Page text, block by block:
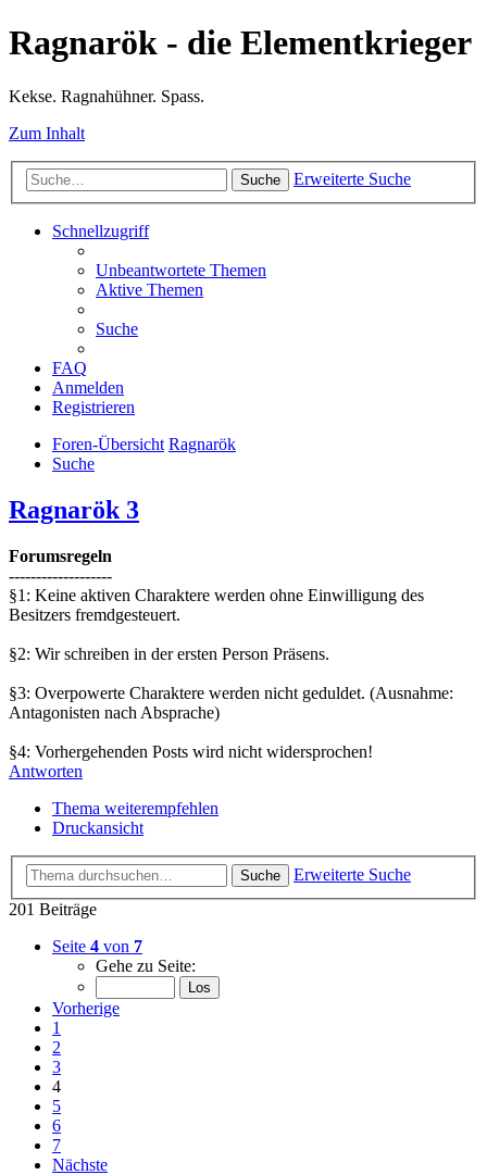
Ragnarök - die Elementkrieger
Kekse. Ragnahühner. Spass.
Zum Inhalt
Suche Erweiterte Suche
Schnellzugriff
Unbeantwortete Themen
Aktive Themen
Suche
FAQ
Anmelden
Registrieren
Foren-Übersicht Ragnarök
Suche
Ragnarök 3
Forumsregeln
-------------------
§1: Keine aktiven Charaktere werden ohne Einwilligung des
Besitzers fremdgesteuert.
§2: Wir schreiben in der ersten Person Präsens.
§3: Overpowerte Charaktere werden nicht geduldet. (Ausnahme:
Antagonisten nach Absprache)
§4: Vorhergehenden Posts wird nicht widersprochen!
Antworten
Thema weiterempfehlen
Druckansicht
Suche
Erweiterte Suche
201 Beiträge
Seite 4 von 7
Gehe zu Seite:
Vorherige
1
2
3
4
5
6
7
Nächste